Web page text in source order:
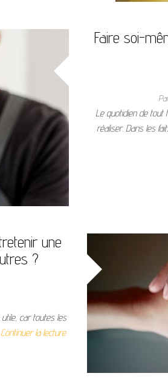
Faire soi-
Le quotidien de tout
réaliser. Dans les
une
?
car toutes les
Continuer la lecture